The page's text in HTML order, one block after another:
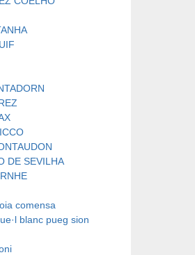
DE SEVILHA
comensa
blanc pueg sion